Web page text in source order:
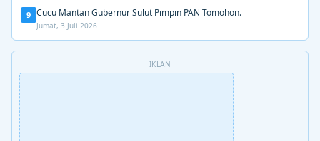
9 Cucu Mantan Gubernur Sulut Pimpin PAN Tomohon.
Jumat, 3 Juli 2026
IKLAN